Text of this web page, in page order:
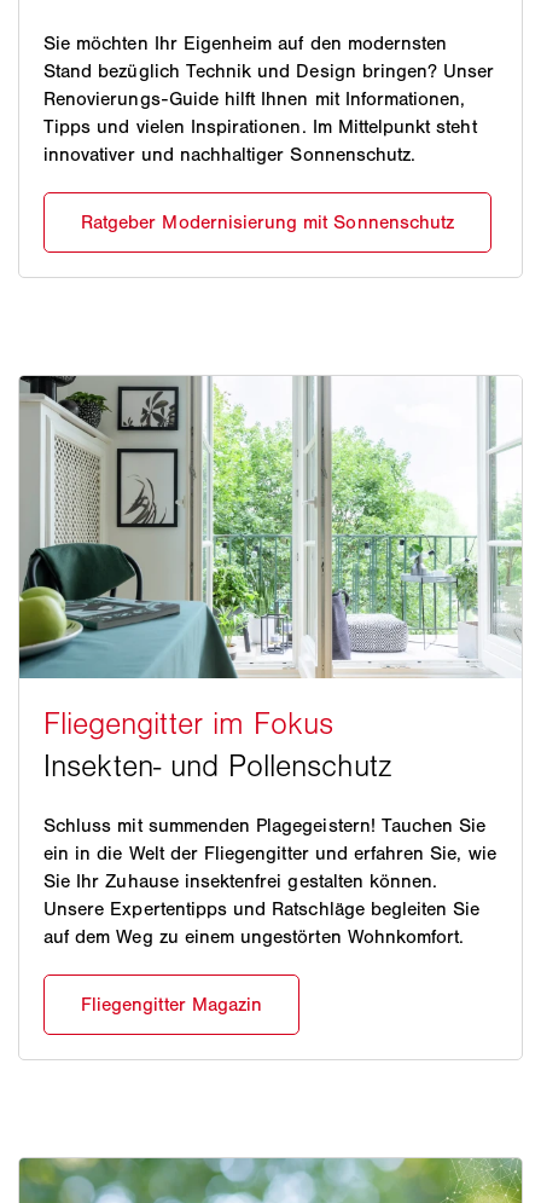
Sie möchten Ihr Eigenheim auf den modernsten
Stand bezüglich Technik und Design bringen? Unser
Renovierungs-Guide hilft Ihnen mit Informationen,
Tipps und vielen Inspirationen. Im Mittelpunkt steht
innovativer und nachhaltiger Sonnenschutz.
Schluss mit summenden Plagegeistern! Tauchen Sie
ein in die Welt der Fliegengitter und erfahren Sie, wie
Sie Ihr Zuhause insektenfrei gestalten können.
Unsere Expertentipps und Ratschläge begleiten Sie
auf dem Weg zu einem ungestörten Wohnkomfort.